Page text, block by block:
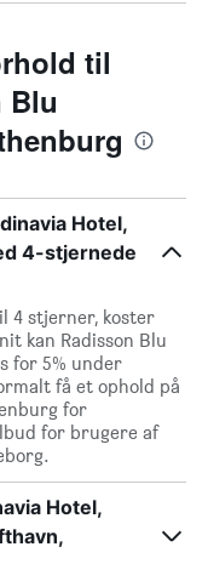
til
Blu
Hotel,
4-stjernede
4 stjerner, koster
kan Radisson Blu
for 5% under
få et ophold på
for
for brugere af
Hotel,